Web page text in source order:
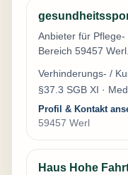
Anbieter für
Bereich 59457 Werl.
Verhinderungs- /
§37.3 SGB XI ·
Profil & Kontakt
59457 Werl
Haus Hohe